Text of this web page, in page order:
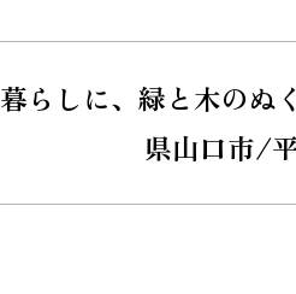
暮らしに、緑と木の
県山口市/